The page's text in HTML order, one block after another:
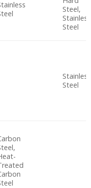
Steel,
Stainless
Steel
Stainless
Steel